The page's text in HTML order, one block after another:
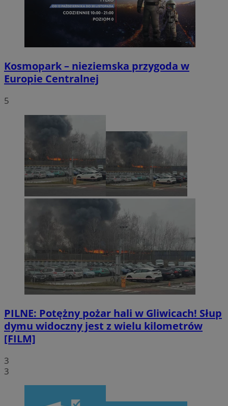
Kosmopark – nieziemska przygoda w
Europie Centralnej
5
PILNE: Potężny pożar hali w Gliwicach! Słup
dymu widoczny jest z wielu kilometrów
[FILM]
3
3